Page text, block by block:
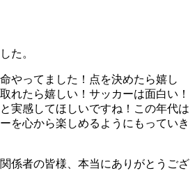
た。
やってました！点を決めたら嬉し
れたら嬉しい！サッカーは面白い！
実感してほしいですね！この年代は
を心から楽しめるようにもっていき
係者の皆様、本当にありがとうござ